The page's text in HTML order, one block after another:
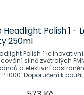
Headlight Polish 1 -
250ml
Polish 1 je
silně zvětralých
a efektivní
broušení zrnitosti P 1000. Doporučení k